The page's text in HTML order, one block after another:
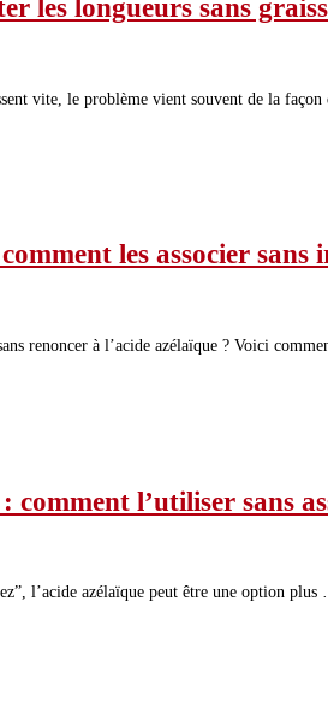
les longueurs sans
vite, le problème vient souvent de la façon
les associer sans
renoncer à l’acide azélaïque ? Voici
comment l’utiliser sans
l’acide azélaïque peut être une option plus